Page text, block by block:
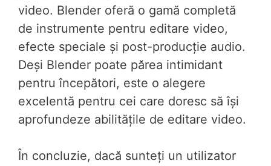
video. Blender oferă o gamă completă
de instrumente pentru editare video,
efecte speciale și post-producție audio.
Deși Blender poate părea intimidant
pentru începători, este o alegere
excelentă pentru cei care doresc să își
aprofundeze abilitățile de editare video.
În concluzie, dacă sunteți un utilizator